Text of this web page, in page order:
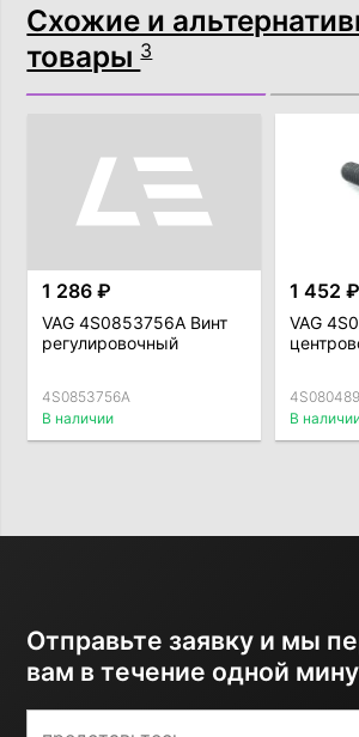
Схожие и
товары3
1 286 ₽
VAG 4S0853756A Винт
регулировочный
4S0853756A
В наличии
1 452 ₽
VAG
В
Отправьте заявку и мы
вам в течение одной